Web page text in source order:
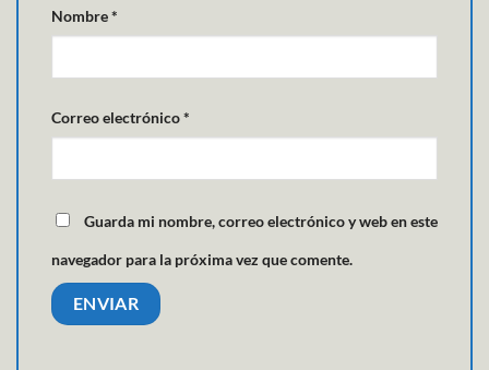
Nombre*
Correo electrónico*
Guarda mi nombre, correo electrónico y web en este
navegador para la próxima vez que comente.